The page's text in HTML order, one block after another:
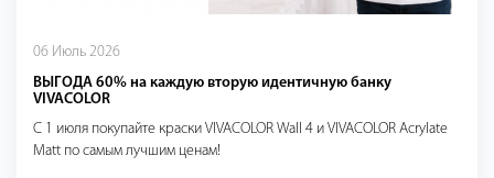
06 Июль 2026
ВЫГОДА 60% на каждую вторую идентичную банку
VIVACOLOR
С 1 июля покупайте краски VIVACOLOR Wall 4 и VIVACOLOR Acrylate
Matt по самым лучшим ценам!